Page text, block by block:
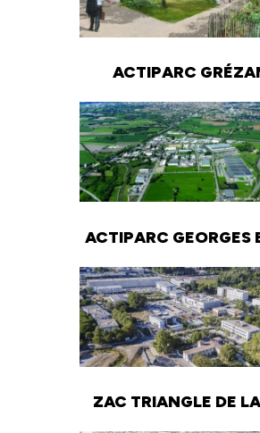
ACTIPARC
ACTIPARC GEORGES
ZAC TRIANGLE DE